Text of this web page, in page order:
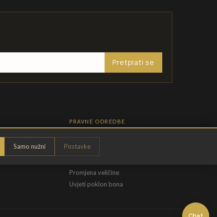
Samo nužni Postavke
Pretplati se
PRAVNE ODREDBE
Pravila privatnosti
Opći uvjeti
Promjena veličine
Uvjeti poklon bona